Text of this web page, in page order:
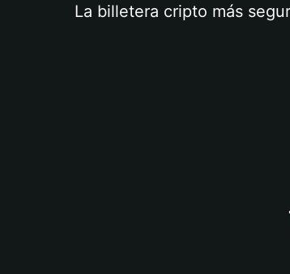
La billetera cripto más